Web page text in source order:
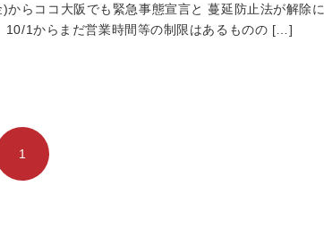
からココ大阪でも緊急事態宣言と 蔓延防止法が解除に
10/1からまだ営業時間等の制限はあるものの […]
1